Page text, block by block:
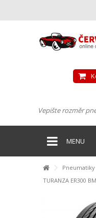
MENU
Pneumatiky
TURANZA ER300